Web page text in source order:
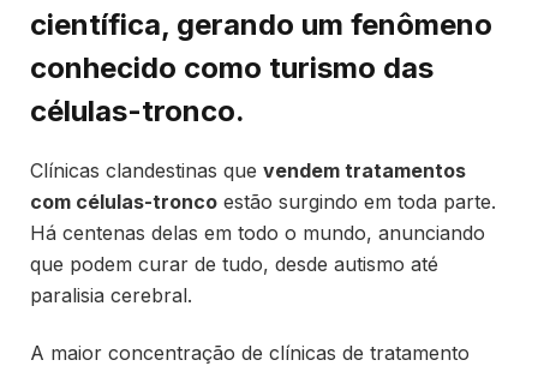
científica, gerando um fenômeno
conhecido como turismo das
células-tronco.
Clínicas clandestinas que vendem tratamentos
com células-tronco estão surgindo em toda parte.
Há centenas delas em todo o mundo, anunciando
que podem curar de tudo, desde autismo até
paralisia cerebral.
A maior concentração de clínicas de tratamento